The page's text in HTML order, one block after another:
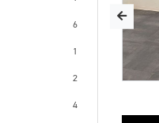
6
1
2
4